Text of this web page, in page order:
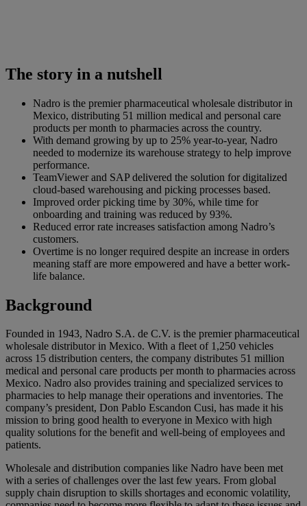
The story in a nutshell
Nadro is the premier pharmaceutical wholesale distributor in
Mexico, distributing 51 million medical and personal care
products per month to pharmacies across the country.
With demand growing by up to 25% year-to-year, Nadro
needed to modernize its warehouse strategy to help improve
performance.
TeamViewer and SAP delivered the solution for digitalized
cloud-based warehousing and picking processes based.
Improved order picking time by 30%, while time for
onboarding and training was reduced by 93%.
Reduced error rate increases satisfaction among Nadro’s
customers.
Overtime is no longer required despite an increase in orders
meaning staff are more empowered and have a better work-
life balance.
Background
Founded in 1943, Nadro S.A. de C.V. is the premier pharmaceutical
wholesale distributor in Mexico. With a fleet of 1,250 vehicles
across 15 distribution centers, the company distributes 51 million
medical and personal care products per month to pharmacies across
Mexico. Nadro also provides training and specialized services to
pharmacies to help manage their operations and inventories. The
company’s president, Don Pablo Escandon Cusi, has made it his
mission to bring good health to everyone in Mexico with high
quality solutions for the benefit and well-being of employees and
patients.
Wholesale and distribution companies like Nadro have been met
with a series of challenges over the last few years. From global
supply chain disruption to skills shortages and economic volatility,